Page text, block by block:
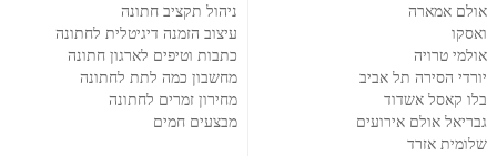
אולם אמארה
ואסקו
אולמי טרויה
יורדי הסירה תל אביב
בלו קאסל אשדוד
גבריאל אולם אירועים
שלומית אזרד
ניהול תקציב חתונה
עיצוב הזמנה דיגיטלית לחתונה
כתבות וטיפים לארגון חתונה
מחשבון כמה לתת לחתונה
מחירון זמרים לחתונה
מבצעים חמים